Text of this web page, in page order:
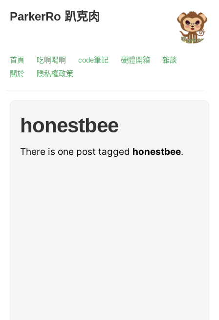
ParkerRo 趴克肉
首頁 吃啊喝啊 code筆記 硬體開箱
雜談
關於
隱私權政策
honestbee
There is one post tagged honestbee.